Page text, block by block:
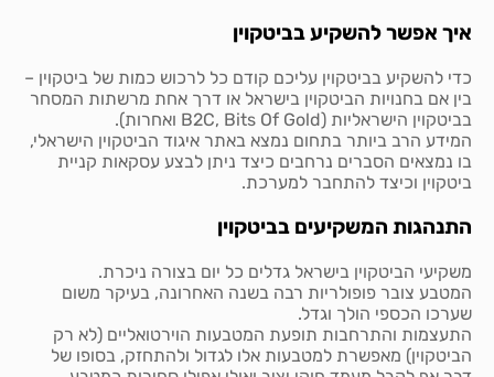
איך אפשר להשקיע בביטקוין
כדי להשקיע בביטקוין עליכם קודם כל לרכוש כמות של ביטקוין –
בין אם בחנויות הביטקוין בישראל או דרך אחת מרשתות המסחר
בביטקוין הישראליות (B2C, Bits Of Gold ואחרות).
המידע הרב ביותר בתחום נמצא באתר איגוד הביטקוין הישראלי,
בו נמצאים הסברים נרחבים כיצד ניתן לבצע עסקאות קניית
ביטקוין וכיצד להתחבר למערכת.
התנהגות המשקיעים בביטקוין
משקיעי הביטקוין בישראל גדלים כל יום בצורה ניכרת.
המטבע צובר פופולריות רבה בשנה האחרונה, בעיקר משום
שערכו הכספי הולך וגדל.
התעצמות והתרחבות תופעת המטבעות הוירטואליים (לא רק
הביטקוין) מאפשרת למטבעות אלו לגדול ולהתחזק, בסופו של